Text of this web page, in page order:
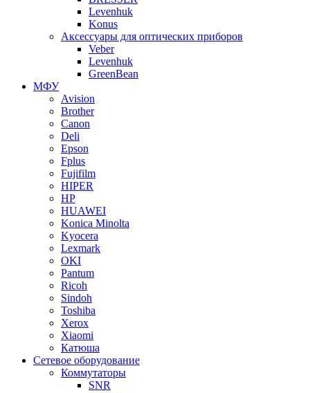
Levenhuk
Konus
Аксессуары для оптических приборов
Veber
Levenhuk
GreenBean
МФУ
Avision
Brother
Canon
Deli
Epson
Fplus
Fujifilm
HIPER
HP
HUAWEI
Konica Minolta
Kyocera
Lexmark
OKI
Pantum
Ricoh
Sindoh
Toshiba
Xerox
Xiaomi
Катюша
Сетевое оборудование
Коммутаторы
SNR